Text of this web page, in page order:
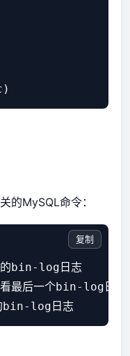
的MySQL命令：
bin-log日志
后一个bin-log日志
复制